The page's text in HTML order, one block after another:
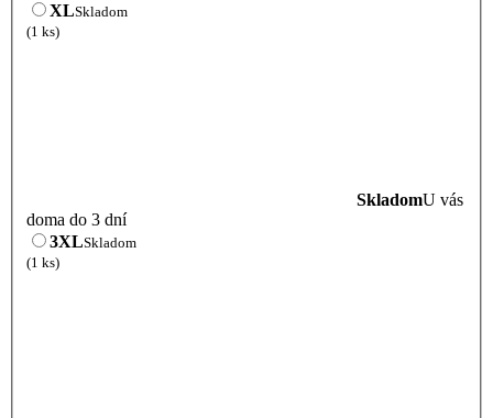
XLSkladom
(1 ks)
SkladomU vás
doma do 3 dní
3XLSkladom
(1 ks)